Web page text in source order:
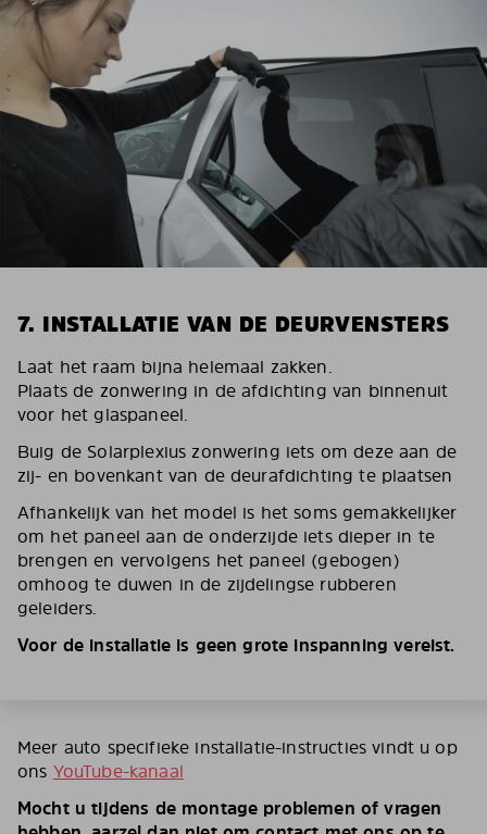
7. INSTALLATIE VAN DE DEURVENSTERS
Laat het raam bijna helemaal zakken.
Plaats de zonwering in de afdichting van binnenuit
voor het glaspaneel.
Buig de Solarplexius zonwering iets om deze aan de
zij- en bovenkant van de deurafdichting te plaatsen
Afhankelijk van het model is het soms gemakkelijker
om het paneel aan de onderzijde iets dieper in te
brengen en vervolgens het paneel (gebogen)
omhoog te duwen in de zijdelingse rubberen
geleiders.
Voor de installatie is geen grote inspanning vereist.
Meer auto specifieke installatie-instructies vindt u op
ons YouTube-kanaal
Mocht u tijdens de montage problemen of vragen